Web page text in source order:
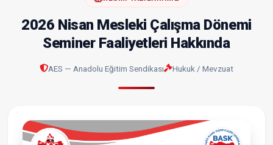
2026 Nisan Mesleki Çalışma Dönemi
Seminer Faaliyetleri Hakkında
AES — Anadolu Eğitim Sendikası Hukuk / Mevzuat